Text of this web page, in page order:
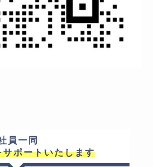
員一同
サポートいたします